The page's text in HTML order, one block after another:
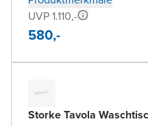
UVP 1.110,-
580,-
Storke Tavola